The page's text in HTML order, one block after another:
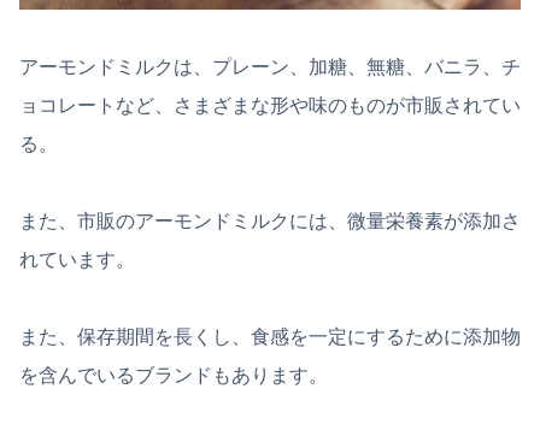
アーモンドミルクは、プレーン、加糖、無糖、バニラ、チ
ョコレートなど、さまざまな形や味のものが市販されてい
る。
また、市販のアーモンドミルクには、微量栄養素が添加さ
れています。
また、保存期間を長くし、食感を一定にするために添加物
を含んでいるブランドもあります。